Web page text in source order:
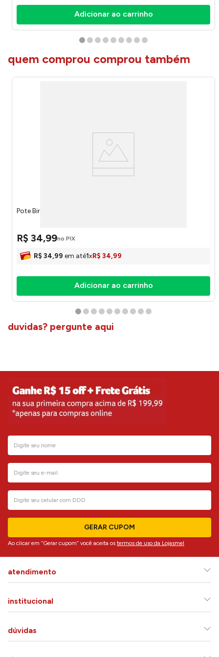
Adicionar ao carrinho
quem comprou comprou também
Pote Bird Vidro 1,9 Litros 22362 - Wolff
R$ 34,99no PIX
R$ 34,99 em até1xR$ 34,99
Adicionar ao carrinho
duvidas? pergunte aqui
GERAR CUPOM
Ao clicar em “Gerar cupom” você aceita os termos de uso da Lojasmel
atendimento
institucional
dúvidas